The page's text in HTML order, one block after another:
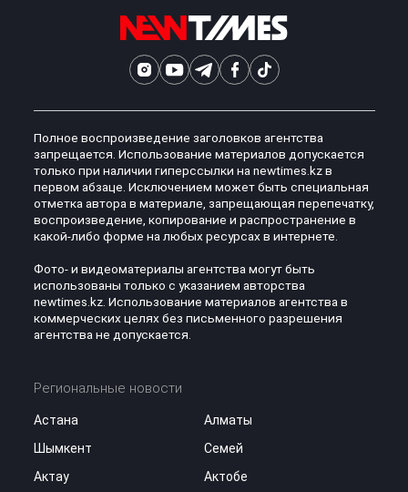
Полное воспроизведение заголовков агентства
запрещается. Использование материалов допускается
только при наличии гиперссылки на newtimes.kz в
первом абзаце. Исключением может быть специальная
отметка автора в материале, запрещающая перепечатку,
воспроизведение, копирование и распространение в
какой-либо форме на любых ресурсах в интернете.
Фото- и видеоматериалы агентства могут быть
использованы только с указанием авторства
newtimes.kz. Использование материалов агентства в
коммерческих целях без письменного разрешения
агентства не допускается.
Региональные новости
Астана
Алматы
Шымкент
Семей
Актау
Актобе